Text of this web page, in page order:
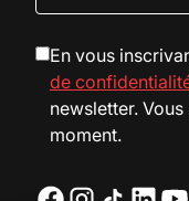
En vous
de
newsletter.
moment.